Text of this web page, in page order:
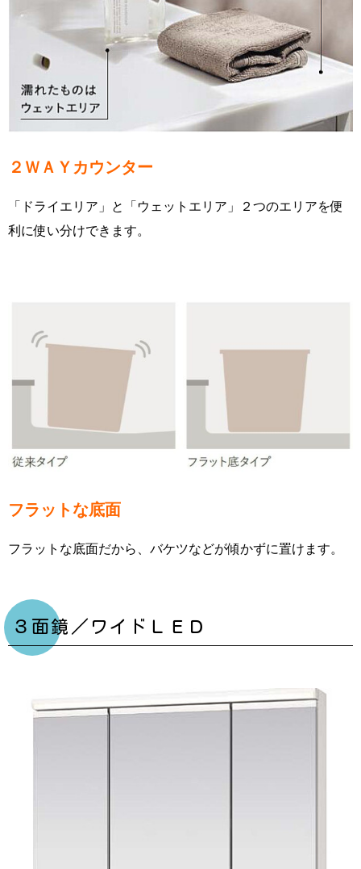
２ＷＡＹカウンター
「ドライエリア」と「ウェットエリア」２つのエリアを便
利に使い分けできます。
フラットな底面
フラットな底面だから、バケツなどが傾かずに置けます。
３面鏡／ワイドＬＥＤ